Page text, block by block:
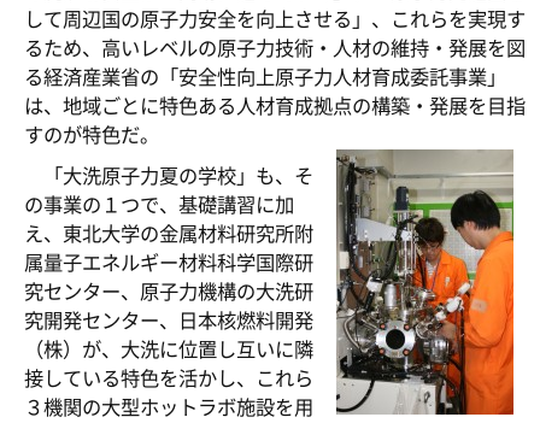
して周辺国の原子力安全を向上させる」、これらを実現す
るため、高いレベルの原子力技術・人材の維持・発展を図
る経済産業省の「安全性向上原子力人材育成委託事業」
は、地域ごとに特色ある人材育成拠点の構築・発展を目指
すのが特色だ。
「大洗原子力夏の学校」も、そ
の事業の１つで、基礎講習に加
え、東北大学の金属材料研究所附
属量子エネルギー材料科学国際研
究センター、原子力機構の大洗研
究開発センター、日本核燃料開発
（株）が、大洗に位置し互いに隣
接している特色を活かし、これら
３機関の大型ホットラボ施設を用